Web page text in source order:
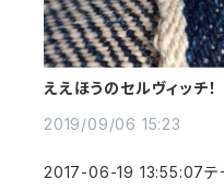
ええほうのセルヴィッチ！
2019/09/06 15:23
2017-06-19 13:55:07テ